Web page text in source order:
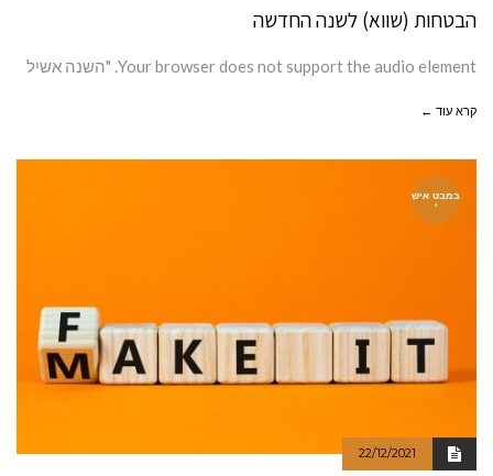
הבטחות (שווא) לשנה החדשה
Your browser does not support the audio element. "השנה אשיל
קרא עוד ←
במבט איש
י
22/12/2021